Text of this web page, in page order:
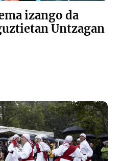
izango da
Untzagan